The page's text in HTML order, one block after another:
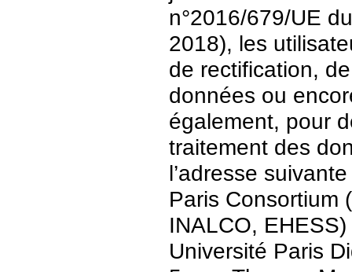
n°2016/679/UE
2018), les
de rectification,
données ou
également, pour
traitement des
l’adresse
Paris Consortium
INALCO, EHESS)
Université Paris